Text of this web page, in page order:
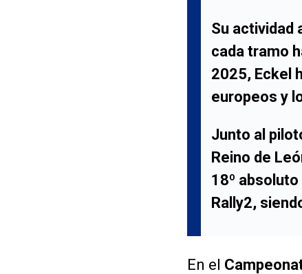
Su actividad
cada tramo
2025, Eckel
europeos y
Junto al
Reino de
18º absoluto
Rally2,
En el